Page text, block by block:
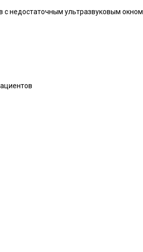
недостаточным ультразвуковым окном